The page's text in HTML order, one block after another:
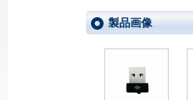
製品画像